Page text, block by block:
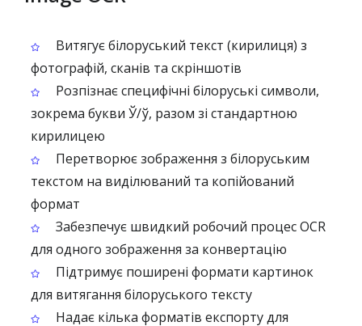
Витягує білоруський текст (кирилиця) з
фотографій, сканів та скріншотів
Розпізнає специфічні білоруські символи,
зокрема букви Ў/ў, разом зі стандартною
кирилицею
Перетворює зображення з білоруським
текстом на виділюваний та копійований
формат
Забезпечує швидкий робочий процес OCR
для одного зображення за конвертацію
Підтримує поширені формати картинок
для витягання білоруського тексту
Надає кілька форматів експорту для